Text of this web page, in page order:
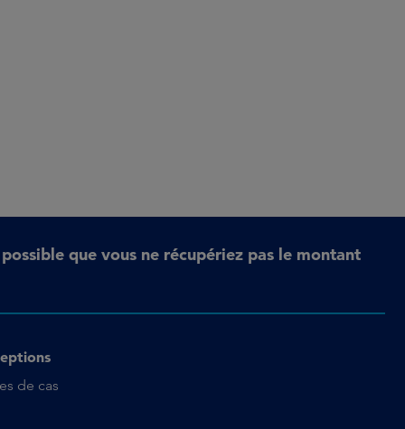
que vous ne récupériez pas le montant
de cas